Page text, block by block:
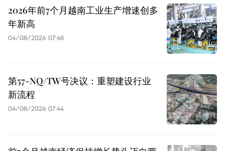
2026年前7个月越南工业生产增速创多
年新高
04/08/2026 07:48
第57-NQ/TW号决议：重塑建设行业
新流程
04/08/2026 07:44